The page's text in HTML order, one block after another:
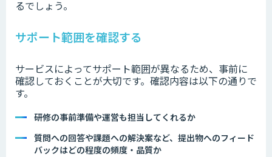
るでしょう。
サポート範囲を確認する
サービスによってサポート範囲が異なるため、事前に
確認しておくことが大切です。確認内容は以下の通りで
す。
研修の事前準備や運営も担当してくれるか
質問への回答や課題への解決案など、提出物へのフィード
バックはどの程度の頻度・品質か